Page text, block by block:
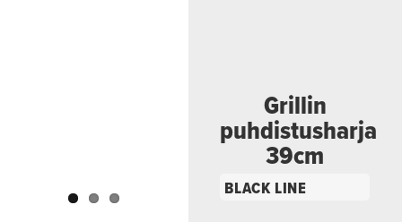
Grillin
puhdistusharja
39cm
BLACK LINE